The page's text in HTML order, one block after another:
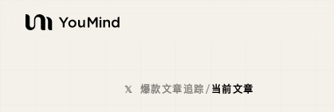
YouMind
𝕏 爆款文章追踪/当前文章